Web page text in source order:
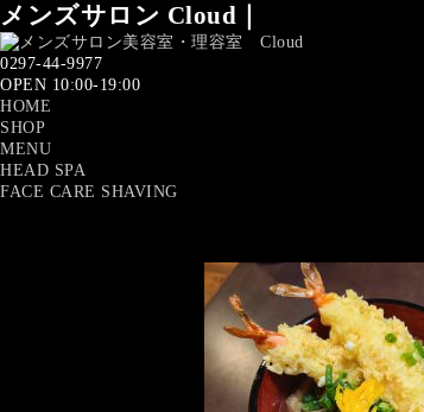
メンズサロン Cloud｜
0297-44-9977
OPEN 10:00-19:00
HOME
SHOP
MENU
HEAD SPA
FACE CARE SHAVING